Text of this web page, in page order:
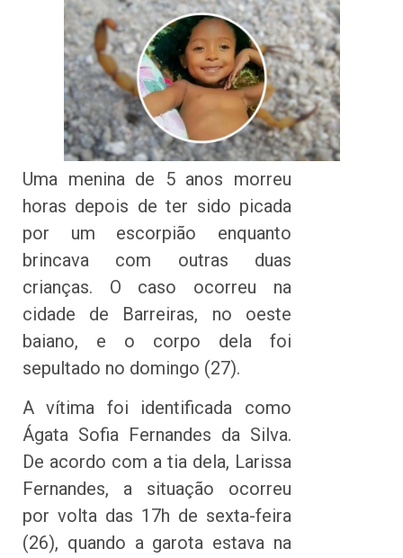
Uma menina de 5 anos morreu
horas depois de ter sido picada
por um escorpião enquanto
brincava com outras duas
crianças. O caso ocorreu na
cidade de Barreiras, no oeste
baiano, e o corpo dela foi
sepultado no domingo (27).
A vítima foi identificada como
Ágata Sofia Fernandes da Silva.
De acordo com a tia dela, Larissa
Fernandes, a situação ocorreu
por volta das 17h de sexta-feira
(26), quando a garota estava na